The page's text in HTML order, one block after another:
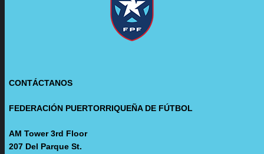
CONTÁCTANOS
FEDERACIÓN PUERTORRIQUEÑA DE FÚTBOL
AM Tower 3rd Floor
207 Del Parque St.